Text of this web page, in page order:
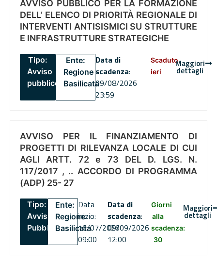
AVVISO PUBBLICO PER LA FORMAZIONE
DELL’ ELENCO DI PRIORITÀ REGIONALE DI
INTERVENTI ANTISISMICI SU STRUTTURE
E INFRASTRUTTURE STRATEGICHE
Tipo:
Avviso
pubblico
Ente:
Regione
Basilicata
Data di
scadenza:
09/08/2026
23:59
Scaduto
ieri
Maggiori
dettagli
AVVISO PER IL FINANZIAMENTO DI
PROGETTI DI RILEVANZA LOCALE DI CUI
AGLI ARTT. 72 e 73 DEL D. LGS. N.
117/2017 , .. ACCORDO DI PROGRAMMA
(ADP) 25- 27
Tipo:
Avviso
Pubblico
Ente:
Regione
Basilicata
Data
inizio:
16/07/2026
09:00
Data di
scadenza:
09/09/2026
12:00
Giorni
alla
scadenza:
30
Maggiori
dettagli